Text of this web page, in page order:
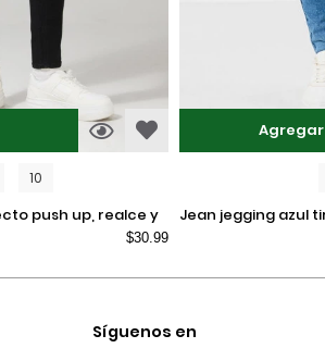
10
$30.99
Agregar
jean jegging azul tiro alto con ajuste
Síguenos en